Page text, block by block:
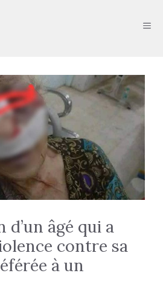
d’un âgé qui a
contre sa
à un